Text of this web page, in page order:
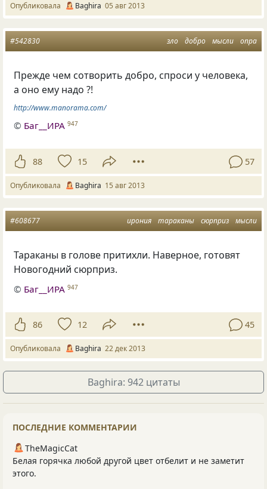
Опубликовала Baghira 05 авг 2013
зло добро мысли опра
#542830
Прежде чем сотворить добро, спроси у человека,
а оно ему надо ?!
http://www.manorama.com/
© Баг__ИРА 947
88 15 57
Опубликовала Baghira 15 авг 2013
ирония тараканы сюрприз мысли
#608677
Тараканы в голове притихли. Наверное, готовят
Новогодний сюрприз.
© Баг__ИРА 947
86 12 45
Опубликовала Baghira 22 дек 2013
Baghira: 942 цитаты
ПОСЛЕДНИЕ КОММЕНТАРИИ
TheMagicCat
Белая горячка любой другой цвет отбелит и не заметит
этого.